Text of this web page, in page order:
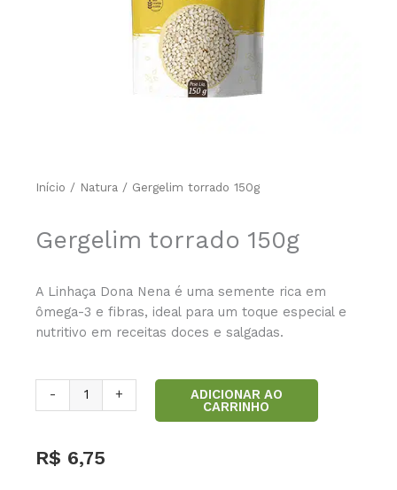
Início / Natura / Gergelim torrado 150g
Gergelim torrado 150g
A Linhaça Dona Nena é uma semente rica em
ômega-3 e fibras, ideal para um toque especial e
nutritivo em receitas doces e salgadas.
-
Gergelim
torrado
quantidade
+ ADICIONAR AO
CARRINHO
R$ 6,75